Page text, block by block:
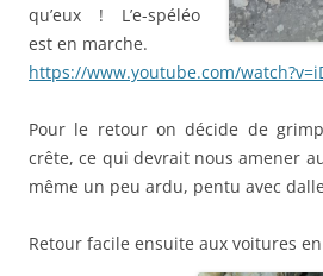
qu’eux ! L’e-spéléo
est en marche.
https://www.youtube.com/
Pour le retour on décide de
crête, ce qui devrait nous amener
même un peu ardu, pentu avec
Retour facile ensuite aux voitures